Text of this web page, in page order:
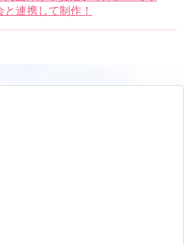
連携して制作！